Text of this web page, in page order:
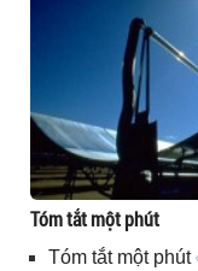
Tóm tắt một phút
Tóm tắt một phút